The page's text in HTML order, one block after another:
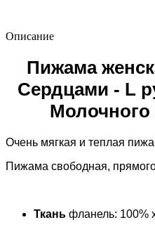
Описание
Пижама
Сердцами - L
Молочного
Очень мягкая и теплая
Пижама свободная,
Ткань фланель: 100%